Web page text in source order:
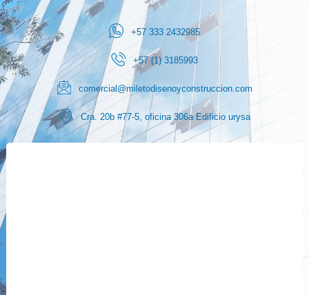
+57 333 2432985
+57 (1) 3185993
comercial@miletodisenoyconstruccion.com
Cra. 20b #77-5, oficina 306a Edificio urysa